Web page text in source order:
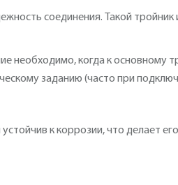
соединения. Такой тройник
необходимо, когда к основному
заданию (часто при
к коррозии, что делает